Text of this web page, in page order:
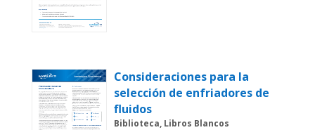
Consideraciones para la
selección de enfriadores de
fluidos
Biblioteca, Libros Blancos